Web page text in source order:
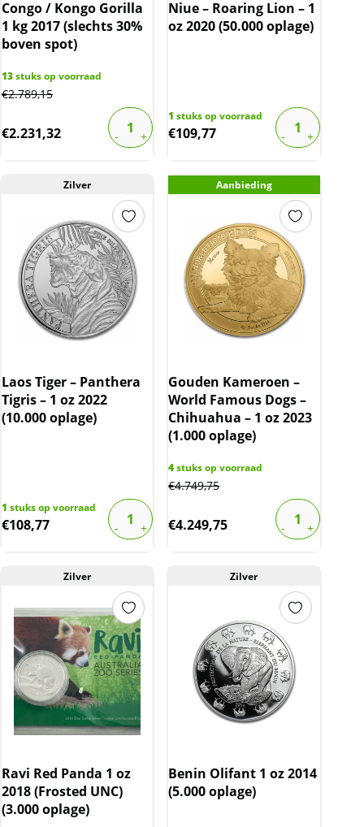
Congo / Kongo Gorilla
1 kg 2017 (slechts 30%
boven spot)
13stuks op voorraad
€2.789,15
€2.231,32
Niue – Roaring Lion – 1
oz 2020 (50.000 oplage)
1 stuks op voorraad
€109,77
Zilver
Laos Tiger – Panthera
Tigris – 1 oz 2022
(10.000 oplage)
1 stuks op voorraad
€108,77
Aanbieding
Gouden Kameroen –
World Famous Dogs –
Chihuahua – 1 oz 2023
(1.000 oplage)
4stuks op voorraad
€4.749,75
€4.249,75
Zilver
Ravi Red Panda 1 oz
2018 (Frosted UNC)
(3.000 oplage)
Zilver
Benin Olifant 1 oz 2014
(5.000 oplage)